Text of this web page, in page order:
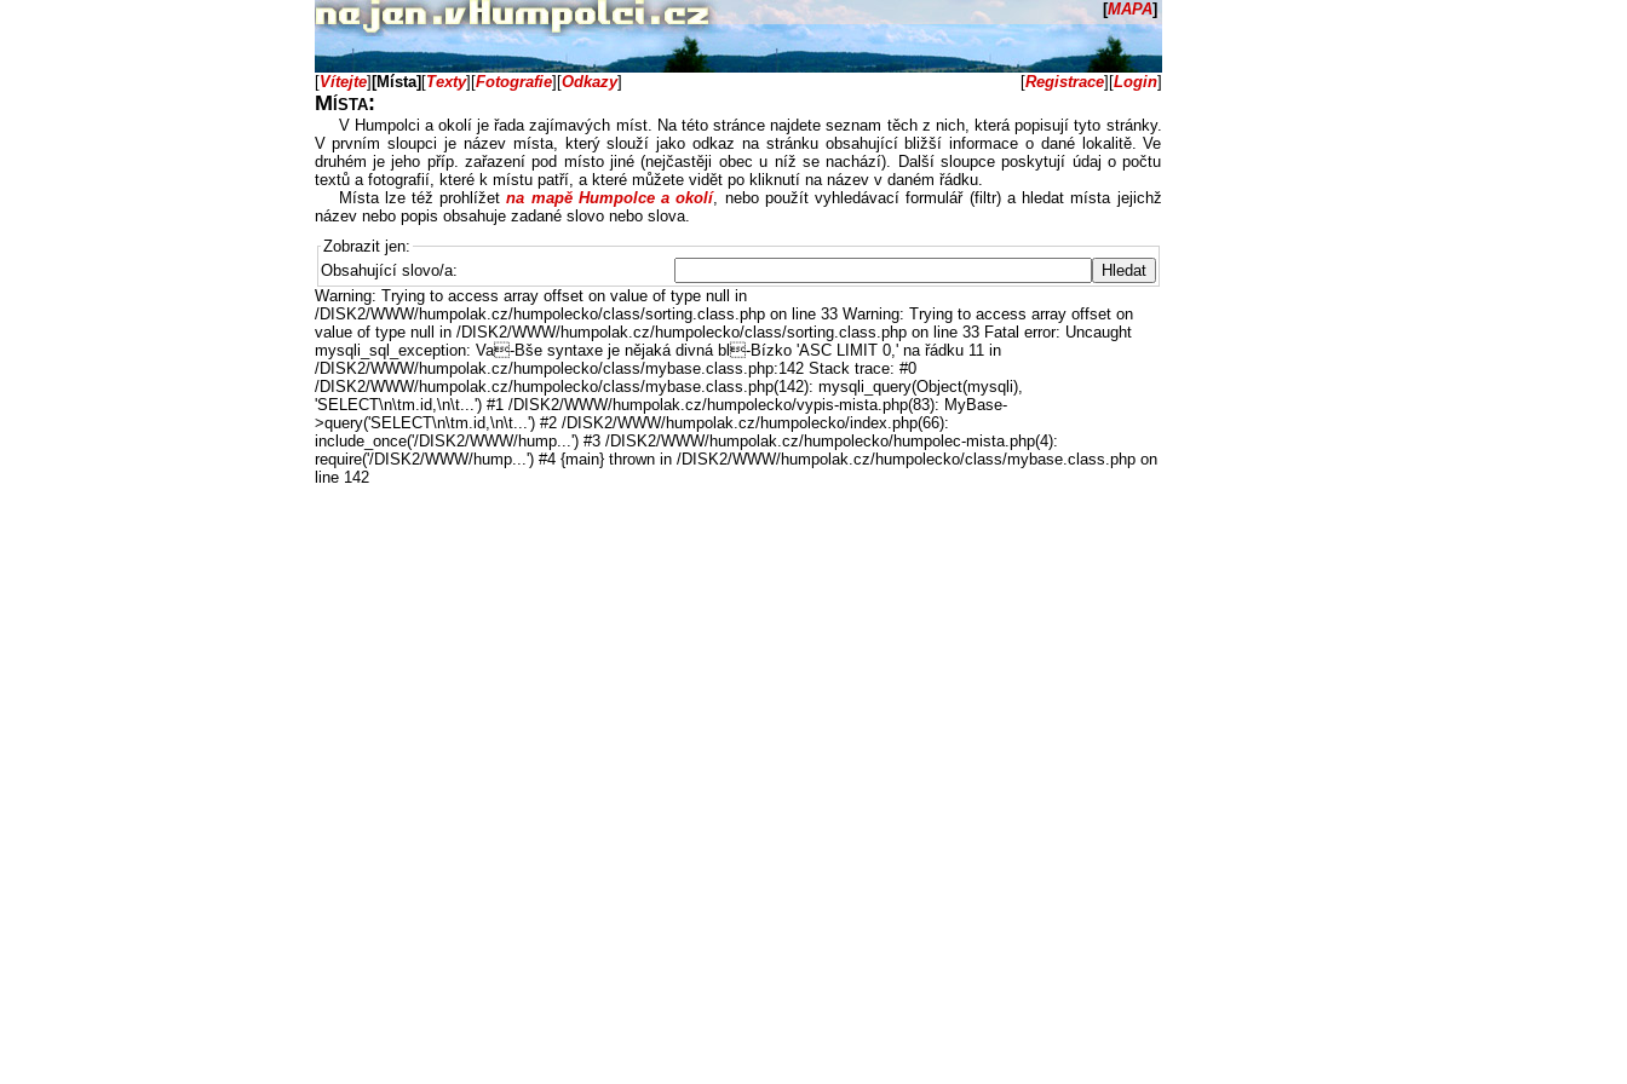
[MAPA]
[Vítejte] [Místa] [Texty] [Fotografie] [Odkazy] [Registrace] [Login]
Místa:
V Humpolci a okolí je řada zajímavých míst. Na této stránce najdete seznam těch z nich, která popisují tyto stránky.
V prvním sloupci je název místa, který slouží jako odkaz na stránku obsahující bližší informace o dané lokalitě. Ve
druhém je jeho příp. zařazení pod místo jiné (nejčastěji obec u níž se nachází). Další sloupce poskytují údaj o počtu
textů a fotografií, které k místu patří, a které můžete vidět po kliknutí na název v daném řádku.
Místa lze též prohlížetna mapě Humpolce a okolí, nebo použít vyhledávací formulář (filtr) a hledat místa jejichž
název nebo popis obsahuje zadané slovo nebo slova.
Zobrazit jen:
Obsahující slovo/a:
Warning: Trying to access array offset on value of type null in
/DISK2/WWW/humpolak.cz/humpolecko/class/sorting.class.php on line 33 Warning: Trying to access array offset on
value of type null in /DISK2/WWW/humpolak.cz/humpolecko/class/sorting.class.php on line 33 Fatal error: Uncaught
mysqli_sql_exception: Va-Bše syntaxe je nějaká divná bl-Bízko 'ASC LIMIT 0,' na řádku 11 in
/DISK2/WWW/humpolak.cz/humpolecko/class/mybase.class.php:142 Stack trace: #0
/DISK2/WWW/humpolak.cz/humpolecko/class/mybase.class.php(142): mysqli_query(Object(mysqli),
'SELECT\n\tm.id,\n\t...') #1 /DISK2/WWW/humpolak.cz/humpolecko/vypis-mista.php(83): MyBase-
>query('SELECT\n\tm.id,\n\t...') #2 /DISK2/WWW/humpolak.cz/humpolecko/index.php(66):
include_once('/DISK2/WWW/hump...') #3 /DISK2/WWW/humpolak.cz/humpolecko/humpolec-mista.php(4):
require('/DISK2/WWW/hump...') #4 {main} thrown in /DISK2/WWW/humpolak.cz/humpolecko/class/mybase.class.php on
line 142